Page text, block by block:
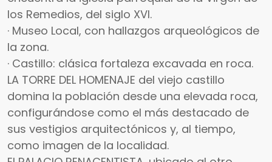
los Remedios, del siglo XVI.
· Museo Local, con hallazgos arqueológicos de
la zona.
· Castillo: clásica fortaleza excavada en roca.
LA TORRE DEL HOMENAJE del viejo castillo
domina la población desde una elevada roca,
configurándose como el más destacado de
sus vestigios arquitectónicos y, al tiempo,
como imagen de la localidad.